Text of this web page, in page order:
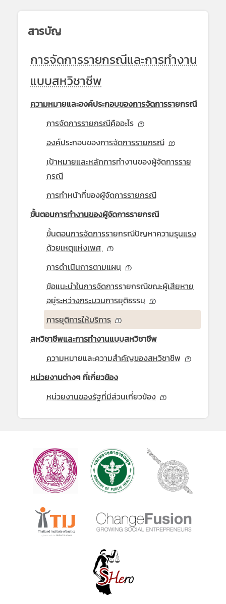
สารบัญ
การจัดการรายกรณีและการทำงาน
แบบสหวิชาชีพ
ความหมายและองค์ประกอบของการจัดการรายกรณี
การจัดการรายกรณีคืออะไร
องค์ประกอบของการจัดการรายกรณี
เป้าหมายและหลักการทำงานของผู้จัดการราย
กรณี
การทำหน้าที่ของผู้จัดการรายกรณี
ขั้นตอนการทำงานของผู้จัดการรายกรณี
ขั้นตอนการจัดการรายกรณีปัญหาความรุนแรง
ด้วยเหตุแห่งเพศ
การดำเนินการตามแผน
ข้อแนะนำในการจัดการรายกรณีขณะผู้เสียหาย
อยู่ระหว่างกระบวนการยุติธรรม
การยุติการให้บริการ
สหวิชาชีพและการทำงานแบบสหวิชาชีพ
ความหมายและความสำคัญของสหวิชาชีพ
หน่วยงานต่างๆ ที่เกี่ยวข้อง
หน่วยงานของรัฐที่มีส่วนเกี่ยวข้อง